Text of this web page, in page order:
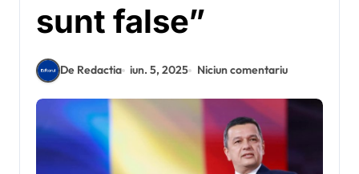
sunt false”
De Redactia iun. 5, 2025 Niciun comentariu